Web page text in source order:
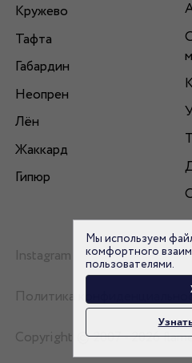
Кружево
Тафта
Габардин
Неопрен
Лён
Жаккард
Гипюр
Instagram
Политика
Copyright © 2007 - 2026
Мы используем
комфортного
пользователями.